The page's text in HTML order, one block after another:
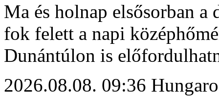
Ma és holnap elsősorban
fok felett a napi
Dunántúlon is
2026.08.08. 09:36